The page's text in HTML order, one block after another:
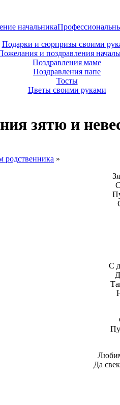
начальника
Подарки и сюрпризы своими
и поздравления
Поздравления маме
Поздравления папе
Тосты
Цветы своими руками
зятю и
родственника »
С
Да